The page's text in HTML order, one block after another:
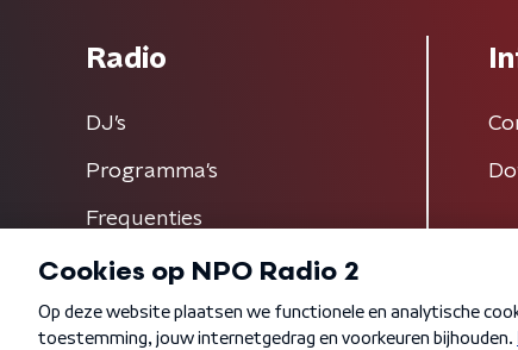
Radio
DJ’s
Programma's
Frequenties